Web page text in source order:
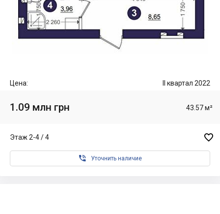
Цена: II квартал 2022
1.09 млн грн 43.57 м²
Этаж 2-4 / 4 
 Уточнить наличие